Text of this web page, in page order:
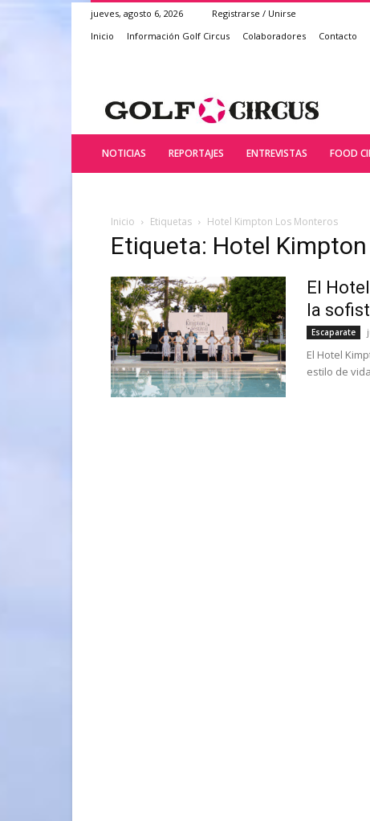
jueves, agosto 6, 2026
Registrarse / Unirse
Inicio
Información Golf Circus Colaboradores Contacto
NOTICIAS REPORTAJES ENTREVISTAS FOOD
Inicio Etiquetas Hotel Kimpton Los Monteros
Etiqueta: Hotel
El
la
Escaparate
El Hotel
estilo de